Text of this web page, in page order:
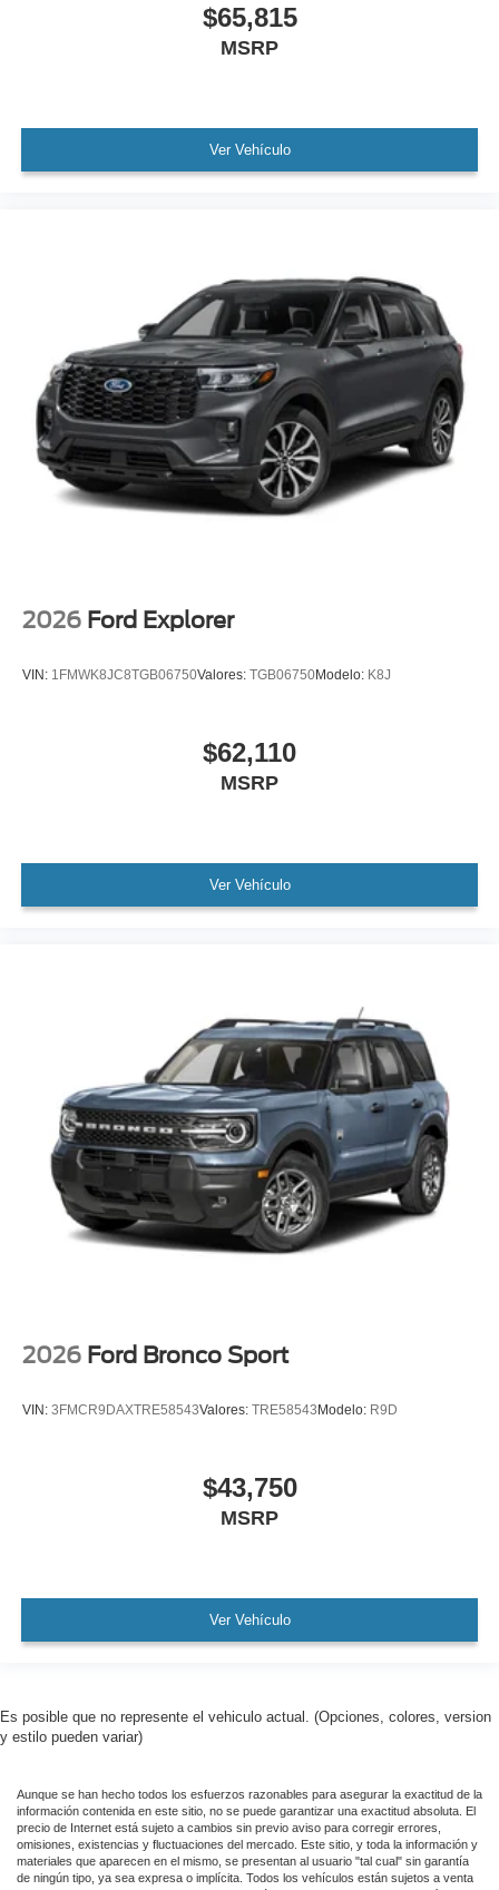
$65,815
MSRP
Ver Vehículo
2026 Ford Explorer
VIN: 1FMWK8JC8TGB06750Valores: TGB06750Modelo: K8J
$62,110
MSRP
Ver Vehículo
2026 Ford Bronco Sport
VIN: 3FMCR9DAXTRE58543Valores: TRE58543 Modelo: R9D
$43,750
MSRP
Ver Vehículo
Es posible que no represente el vehiculo actual. (Opciones, colores, version
y estilo pueden variar)
Aunque se han hecho todos los esfuerzos razonables para asegurar la exactitud de la
información contenida en este sitio, no se puede garantizar una exactitud absoluta. El
precio de Internet está sujeto a cambios sin previo aviso para corregir errores,
omisiones, existencias y fluctuaciones del mercado. Este sitio, y toda la información y
materiales que aparecen en el mismo, se presentan al usuario "tal cual" sin garantía
de ningún tipo, ya sea expresa o implícita. Todos los vehículos están sujetos a venta